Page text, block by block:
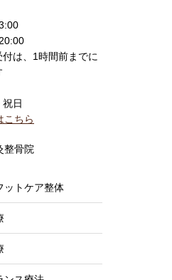
は、1時間前までに
日
ットケア整体